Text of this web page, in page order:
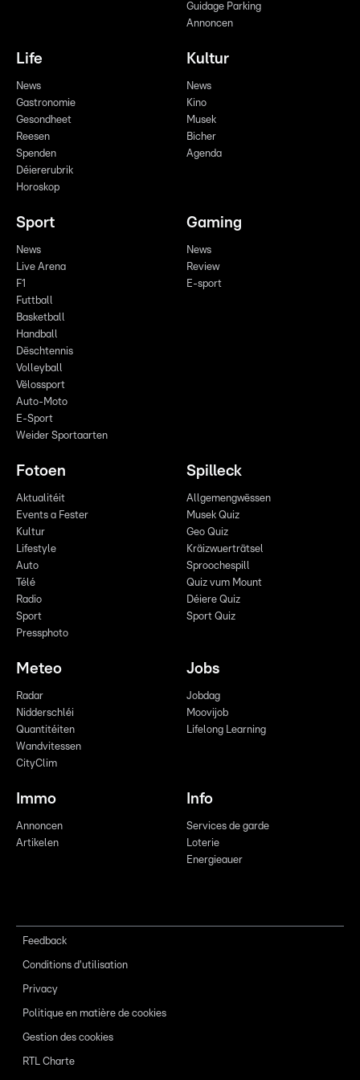
Guidage Parking
Annoncen
Life
News
Gastronomie
Gesondheet
Reesen
Spenden
Déiererubrik
Horoskop
Kultur
News
Kino
Musek
Bicher
Agenda
Sport
News
Live Arena
F1
Futtball
Basketball
Handball
Dëschtennis
Volleyball
Vëlossport
Auto-Moto
E-Sport
Weider Sportaarten
Gaming
News
Review
E-sport
Fotoen
Aktualitéit
Events a Fester
Kultur
Lifestyle
Auto
Télé
Radio
Sport
Pressphoto
Spilleck
Allgemengwëssen
Musek Quiz
Geo Quiz
Kräizwuerträtsel
Sproochespill
Quiz vum Mount
Déiere Quiz
Sport Quiz
Meteo
Radar
Nidderschléi
Quantitéiten
Wandvitessen
CityClim
Jobs
Jobdag
Moovijob
Lifelong Learning
Immo
Annoncen
Artikelen
Info
Services de garde
Loterie
Energieauer
Feedback
Conditions d'utilisation
Privacy
Politique en matière de cookies
Gestion des cookies
RTL Charte